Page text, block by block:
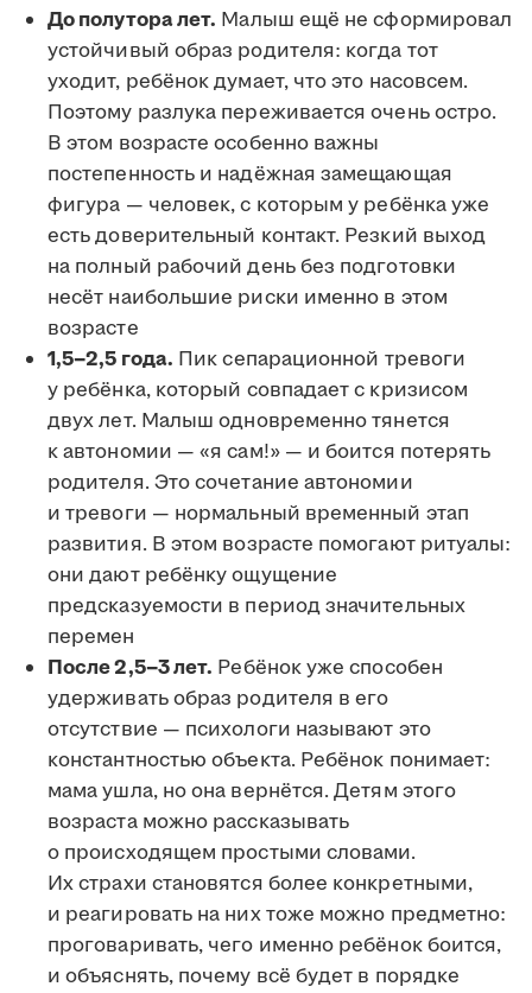
До полутора лет. Малыш ещё не сформировал
устойчивый образ родителя: когда тот
уходит, ребёнок думает, что это насовсем.
Поэтому разлука переживается очень остро.
В этом возрасте особенно важны
постепенность и надёжная замещающая
фигура — человек, с которым у ребёнка уже
есть доверительный контакт. Резкий выход
на полный рабочий день без подготовки
несёт наибольшие риски именно в этом
возрасте
1,5–2,5 года. Пик сепарационной тревоги
у ребёнка, который совпадает с кризисом
двух лет. Малыш одновременно тянется
к автономии — «я сам!» — и боится потерять
родителя. Это сочетание автономии
и тревоги — нормальный временный этап
развития. В этом возрасте помогают ритуалы:
они дают ребёнку ощущение
предсказуемости в период значительных
перемен
После 2,5–3 лет. Ребёнок уже способен
удерживать образ родителя в его
отсутствие — психологи называют это
константностью объекта. Ребёнок понимает:
мама ушла, но она вернётся. Детям этого
возраста можно рассказывать
о происходящем простыми словами.
Их страхи становятся более конкретными,
и реагировать на них тоже можно предметно:
проговаривать, чего именно ребёнок боится,
и объяснять, почему всё будет в порядке